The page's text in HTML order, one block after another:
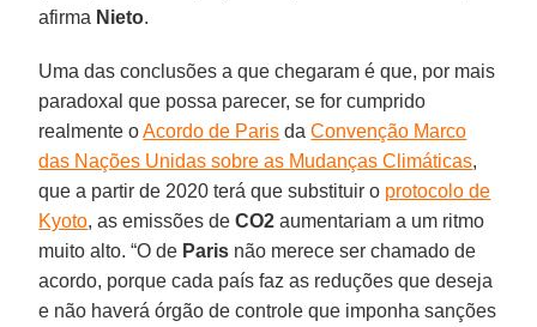
afirma Nieto.
Uma das conclusões a que chegaram é que, por mais
paradoxal que possa parecer, se for cumprido
realmente oAcordo de Paris daConvenção Marco
das Nações Unidas sobre as Mudanças Climáticas,
que a partir de 2020 terá que substituir o protocolo de
Kyoto, as emissões deCO2 aumentariam a um ritmo
muito alto. “O de Paris não merece ser chamado de
acordo, porque cada país faz as reduções que deseja
e não haverá órgão de controle que imponha sanções